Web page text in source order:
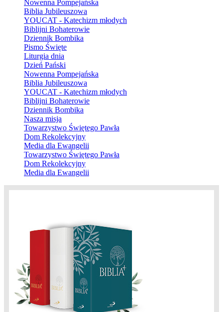
Nowenna Pompejańska
Biblia Jubileuszowa
YOUCAT - Katechizm młodych
Biblijni Bohaterowie
Dziennik Bombika
Pismo Święte
Liturgia dnia
Dzień Pański
Nowenna Pompejańska
Biblia Jubileuszowa
YOUCAT - Katechizm młodych
Biblijni Bohaterowie
Dziennik Bombika
Nasza misja
Towarzystwo Świętego Pawła
Dom Rekolekcyjny
Media dla Ewangelii
Towarzystwo Świętego Pawła
Dom Rekolekcyjny
Media dla Ewangelii